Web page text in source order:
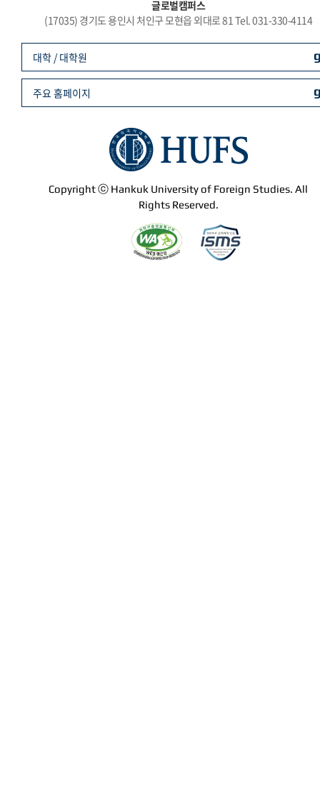
글로벌캠퍼스
(17035) 경기도 용인시 처인구 모현읍 외대로 81 Tel. 031-330-4114
Copyright ⓒ Hankuk University of Foreign Studies. All
Rights Reserved.
대학 / 대학원
주요 홈페이지